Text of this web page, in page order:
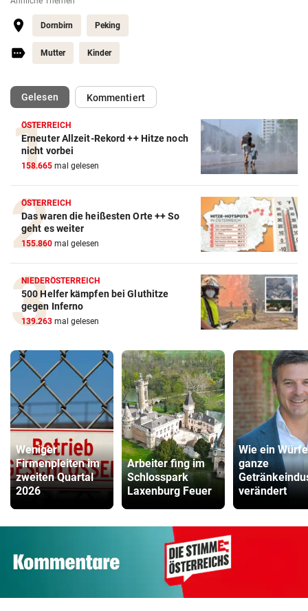
Dornbirn Peking
Mutter Kinder
Gelesen(ausgewählt)Kommentiert
ÖSTERREICH
Erneuter Allzeit-Rekord ++ Hitze noch
nicht vorbei
158.665 mal gelesen
ÖSTERREICH
Das waren die heißesten Orte ++ So
geht es weiter
155.860 mal gelesen
NIEDERÖSTERREICH
500 Helfer kämpfen bei Gluthitze
gegen Inferno
139.263 mal gelesen
Weniger
Firmenpleiten im
zweiten Quartal
2026
Arbeiter fing im
Schlosspark
Laxenburg Feuer
Wie ein
ganze
verändert